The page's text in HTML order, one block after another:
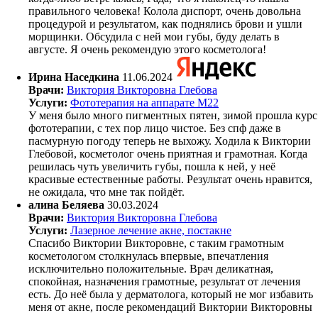
правильного человека! Колола диспорт, очень довольна
процедурой и результатом, как поднялись брови и ушли
морщинки. Обсудила с ней мои губы, буду делать в
августе. Я очень рекомендую этого косметолога!
Ирина Наседкина 11.06.2024
Врачи: Виктория Викторовна Глебова
Услуги: Фототерапия на аппарате М22
У меня было много пигментных пятен, зимой прошла курс
фототерапии, с тех пор лицо чистое. Без спф даже в
пасмурную погоду теперь не выхожу. Ходила к Виктории
Глебовой, косметолог очень приятная и грамотная. Когда
решилась чуть увеличить губы, пошла к ней, у неё
красивые естественные работы. Результат очень нравится,
не ожидала, что мне так пойдёт.
алина Беляева 30.03.2024
Врачи: Виктория Викторовна Глебова
Услуги: Лазерное лечение акне, постакне
Спасибо Виктории Викторовне, с таким грамотным
косметологом столкнулась впервые, впечатления
исключительно положительные. Врач деликатная,
спокойная, назначения грамотные, результат от лечения
есть. До неё была у дерматолога, который не мог избавить
меня от акне, после рекомендаций Виктории Викторовны